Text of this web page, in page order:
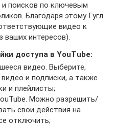
поисков по ключевым
Благодаря этому Гугл
видео к
ваших интересов).
доступа в YouTube:
видео. Выберите,
и подписки, а также
и плейлисты;
Можно разрешить/
свои действия на
отключить;